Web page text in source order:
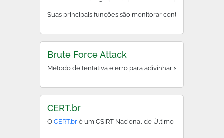
Suas principais funções são monitorar continuamente
Brute Force Attack
Método de tentativa e erro para adivinhar senhas ou
CERT.br
OCERT.br é um CSIRT Nacional de Último Recurso,